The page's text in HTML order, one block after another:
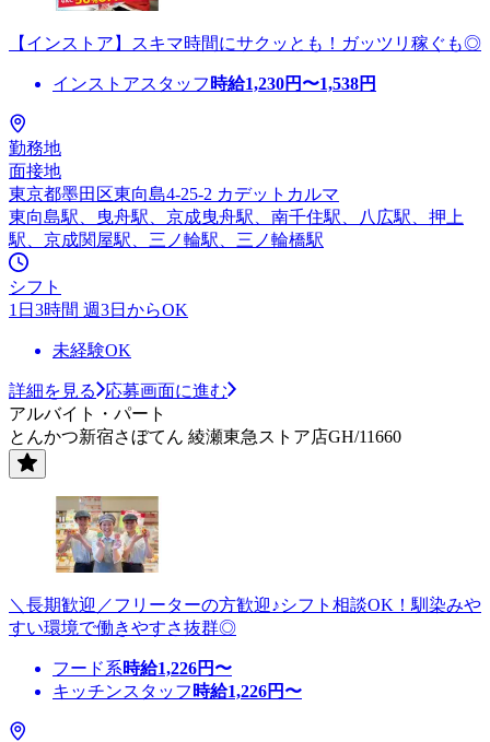
【インストア】スキマ時間にサクッとも！ガッツリ稼ぐも◎
インストアスタッフ 時給1,230円〜1,538円
勤務地
面接地
東京都墨田区東向島4-25-2 カデットカルマ
東向島駅、曳舟駅、京成曳舟駅、南千住駅、八広駅、押上
駅、京成関屋駅、三ノ輪駅、三ノ輪橋駅
シフト
1日3時間 週3日からOK
未経験OK
詳細を見る
応募画面に進む
アルバイト・パート
とんかつ新宿さぼてん 綾瀬東急ストア店GH/11660
＼長期歓迎／フリーターの方歓迎♪シフト相談OK！馴染みや
すい環境で働きやすさ抜群◎
フード系時給1,226円〜
キッチンスタッフ 時給1,226円〜